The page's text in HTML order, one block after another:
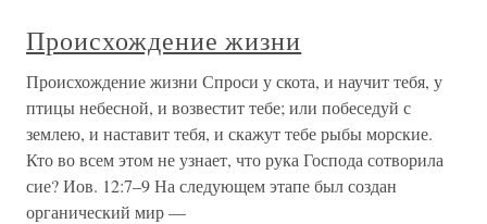
Происхождение жизни
Происхождение жизни Спроси у скота, и научит тебя, у
птицы небесной, и возвестит тебе; или побеседуй с
землею, и наставит тебя, и скажут тебе рыбы морские.
Кто во всем этом не узнает, что рука Господа сотворила
сие? Иов. 12:7–9 На следующем этапе был создан
органический мир —